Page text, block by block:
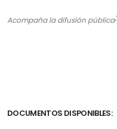
Acompaña la difusión pública:
DOCUMENTOS DISPONIBLES: